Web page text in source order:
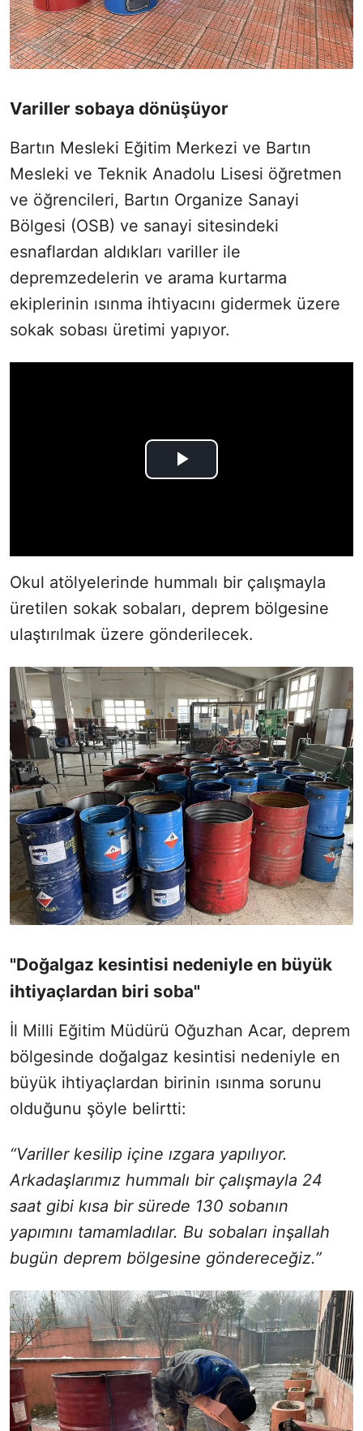
Variller sobaya dönüşüyor
Bartın Mesleki Eğitim Merkezi ve Bartın
Mesleki ve Teknik Anadolu Lisesi öğretmen
ve öğrencileri, Bartın Organize Sanayi
Bölgesi (OSB) ve sanayi sitesindeki
esnaflardan aldıkları variller ile
depremzedelerin ve arama kurtarma
ekiplerinin ısınma ihtiyacını gidermek üzere
sokak sobası üretimi yapıyor.
Okul atölyelerinde hummalı bir çalışmayla
üretilen sokak sobaları, deprem bölgesine
ulaştırılmak üzere gönderilecek.
"Doğalgaz kesintisi nedeniyle en büyük
ihtiyaçlardan biri soba"
İl Milli Eğitim Müdürü Oğuzhan Acar, deprem
bölgesinde doğalgaz kesintisi nedeniyle en
büyük ihtiyaçlardan birinin ısınma sorunu
olduğunu şöyle belirtti:
“Variller kesilip içine ızgara yapılıyor.
Arkadaşlarımız hummalı bir çalışmayla 24
saat gibi kısa bir sürede 130 sobanın
yapımını tamamladılar. Bu sobaları inşallah
bugün deprem bölgesine göndereceğiz.”